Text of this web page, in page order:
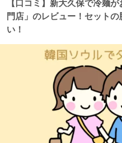
【口コミ】新大久保で冷麺
門店」のレビュー！セット
い！